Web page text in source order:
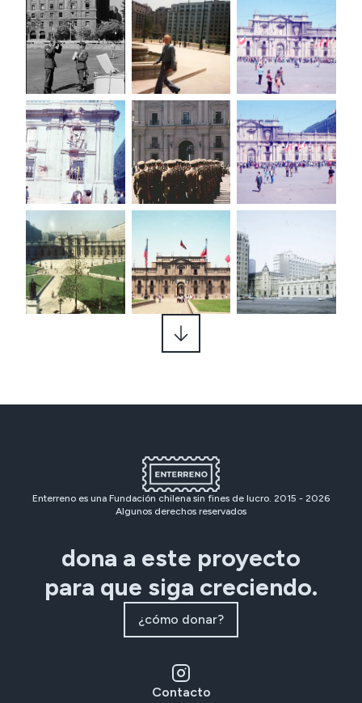
Enterreno es una Fundación chilena sin fines de lucro. 2015 - 2026
Algunos derechos reservados
dona a este proyecto
para que siga creciendo.
¿cómo donar?
Contacto